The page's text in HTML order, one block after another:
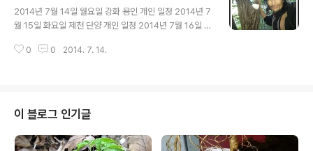
2014년 7월 14일 월요일 강화 용인 개인 일정 2014년 7
월 15일 화요일 제천 단양 개인 일정 2014년 7월 16일 수
목요일 양산 대구 거창 개인 일정 2014년 7월 18일 금요
22일 화요일 선약 산행 가능함 산행선약 잡혓읍니다 201
4년 7월 23일 수요일 선약 산행 가능함 2014년 7월 24
일 목요일 선약 산행 가능함 2014년 7월 25일 금요일 선
0 0 2014. 7. 14.
이 블로그 인기글